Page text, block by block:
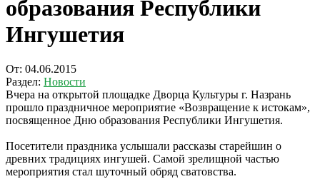
образования Республики
Ингушетия
От: 04.06.2015
Раздел: Новости
Вчера на открытой площадке Дворца Культуры г. Назрань
прошло праздничное мероприятие «Возвращение к истокам»,
посвященное Дню образования Республики Ингушетия.
Посетители праздника услышали рассказы старейшин о
древних традициях ингушей. Самой зрелищной частью
мероприятия стал шуточный обряд сватовства.